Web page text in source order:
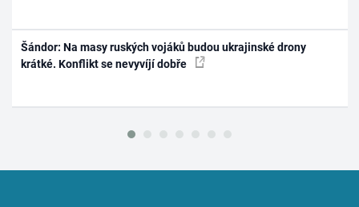
Šándor: Na masy ruských vojáků budou ukrajinské drony
krátké. Konflikt se nevyvíjí dobře